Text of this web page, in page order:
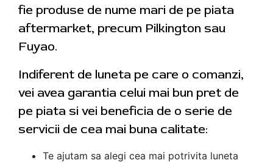
fie produse de nume mari de pe piata
aftermarket, precum Pilkington sau
Fuyao.
Indiferent de luneta pe care o comanzi,
vei avea garantia celui mai bun pret de
pe piata si vei beneficia de o serie de
servicii de cea mai buna calitate:
Te ajutam sa alegi cea mai potrivita luneta